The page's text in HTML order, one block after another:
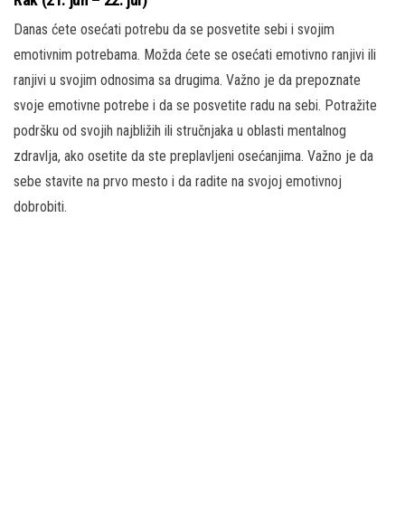
Danas ćete osećati potrebu da se posvetite sebi i svojim
emotivnim potrebama. Možda ćete se osećati emotivno ranjivi ili
ranjivi u svojim odnosima sa drugima. Važno je da prepoznate
svoje emotivne potrebe i da se posvetite radu na sebi. Potražite
podršku od svojih najbližih ili stručnjaka u oblasti mentalnog
zdravlja, ako osetite da ste preplavljeni osećanjima. Važno je da
sebe stavite na prvo mesto i da radite na svojoj emotivnoj
dobrobiti.